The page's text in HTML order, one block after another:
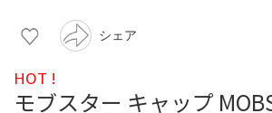
シェア
HOT !
モブスター キャップ